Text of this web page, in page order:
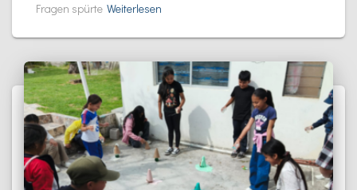
Fragen spürte Weiterlesen